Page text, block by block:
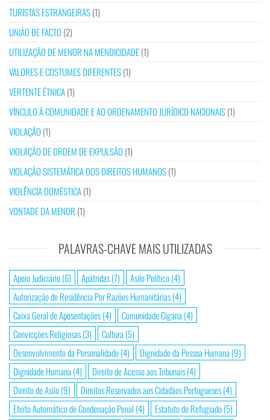
TURISTAS ESTRANGEIRAS(1)
UNIÃO DE FACTO (2)
UTILIZAÇÃO DE MENOR NA MENDICIDADE(1)
VALORES E COSTUMES DIFERENTES(1)
VERTENTE ÉTNICA(1)
VÍNCULO À COMUNIDADE E AO ORDENAMENTO JURÍDICO NACIONAIS(1)
VIOLAÇÃO (1)
VIOLAÇÃO DE ORDEM DE EXPULSÃO (1)
VIOLAÇÃO SISTEMÁTICA DOS DIREITOS HUMANOS(1)
VIOLÊNCIA DOMÉSTICA(1)
VONTADE DA MENOR (1)
PALAVRAS-CHAVE MAIS UTILIZADAS
Apoio Judiciário(6) Apátridas(7) Asilo Político(4)
Autorização de Residência Por Razões Humanitárias(4)
Caixa Geral de Aposentações(4) Comunidade Cigana (4)
Convicções Religiosas(3) Cultura (5)
Desenvolvimento da Personalidade(4) Dignidade da Pessoa Humana (9)
Dignidade Humana (4) Direito de Acesso aos Tribunais(4)
Direito de Asilo(9) Direitos Reservados aos Cidadãos Portugueses(4)
Efeito Automático de Condenação Penal (4) Estatuto de Refugiado(5)